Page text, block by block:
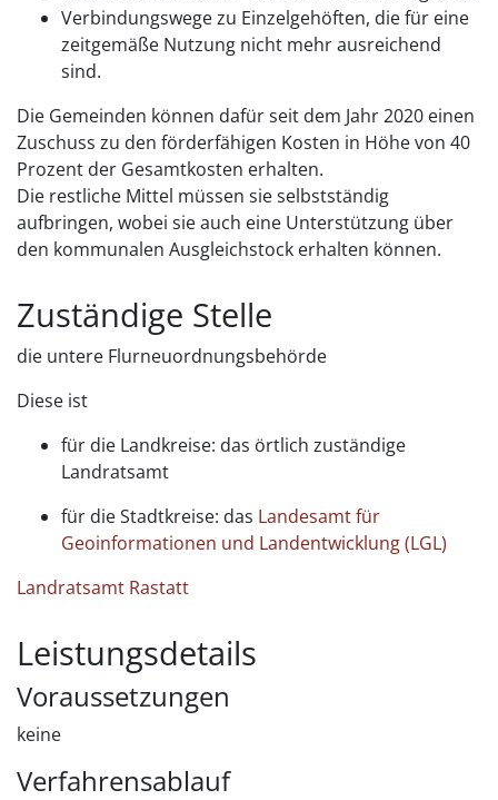
Verbindungswege zu Einzelgehöften, die für eine
zeitgemäße Nutzung nicht mehr ausreichend
sind.
Die Gemeinden können dafür seit dem Jahr 2020 einen
Zuschuss zu den förderfähigen Kosten in Höhe von 40
Prozent der Gesamtkosten erhalten.
Die restliche Mittel müssen sie selbstständig
aufbringen, wobei sie auch eine Unterstützung über
den kommunalen Ausgleichstock erhalten können.
Zuständige Stelle
die untere Flurneuordnungsbehörde
Diese ist
für die Landkreise: das örtlich zuständige
Landratsamt
für die Stadtkreise: das Landesamt für
Geoinformationen und Landentwicklung (LGL)
Landratsamt Rastatt
Leistungsdetails
Voraussetzungen
keine
Verfahrensablauf